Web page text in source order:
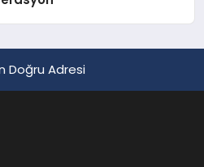
Doğru Adresi